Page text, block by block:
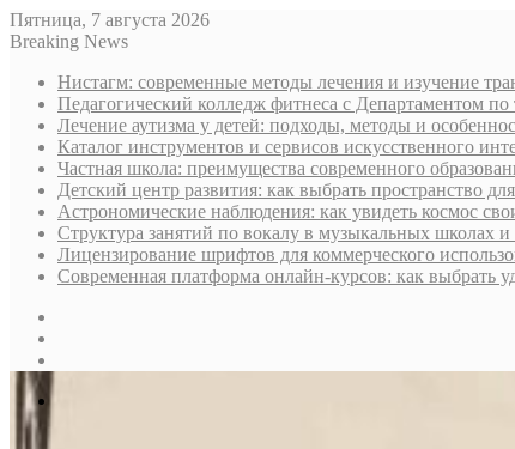
Пятница, 7 августа 2026
Breaking News
Нистагм: современные методы лечения и изучение
Педагогический колледж фитнеса с Департаментом по
Лечение аутизма у детей: подходы, методы и
Каталог инструментов и сервисов искусственного
Частная школа: преимущества современного
Детский центр развития: как выбрать пространство
Астрономические наблюдения: как увидеть космос
Структура занятий по вокалу в музыкальных школах
Лицензирование шрифтов для коммерческого
Современная платформа онлайн-курсов: как выбрать